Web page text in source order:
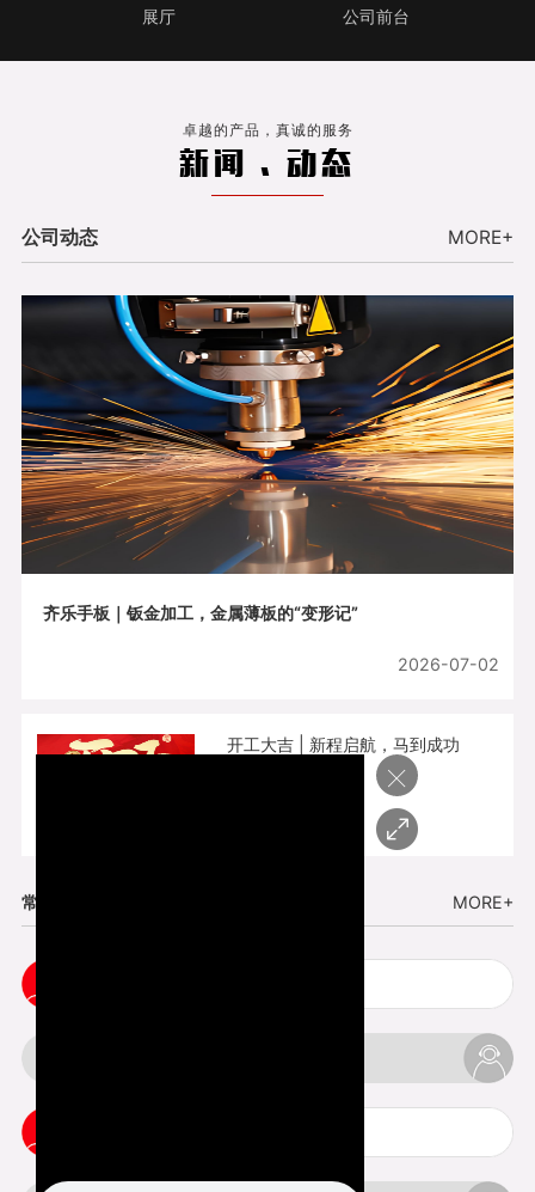
展厅 公司前台
卓越的产品，真诚的服务
新闻 . 动态
公司动态 MORE+
齐乐手板｜钣金加工，金属薄板的“变形记”
2026-07-02
开工大吉 | 新程启航，马到成功
常见问题 MORE+
×